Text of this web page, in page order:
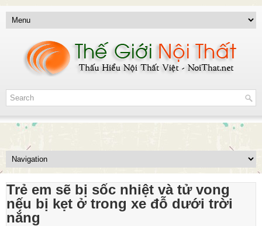
Trẻ em sẽ bị sốc nhiệt và tử vong
nếu bị kẹt ở trong xe đỗ dưới trời
nắng